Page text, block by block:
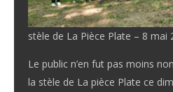
stèle de La Pièce Plate – 8 mai
Le public n’en fut pas moins
la stèle de La pièce Plate ce